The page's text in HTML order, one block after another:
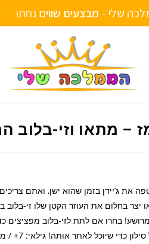
שלי - מבצעים שווים נחתו ב
– מתאו וזי-בלוב
את ג’יידן בזמן שהוא ישן, ואתם
בחלום את העוזר הקטן שלו זי-בלוב
בחרו אם לתת לזי-בלוב מפציצים